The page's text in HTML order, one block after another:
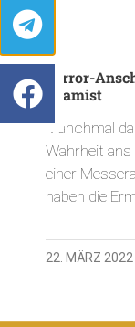
Terror-
Islamist
Manchmal
Wahrheit
einer
haben die
22. MÄRZ 2022